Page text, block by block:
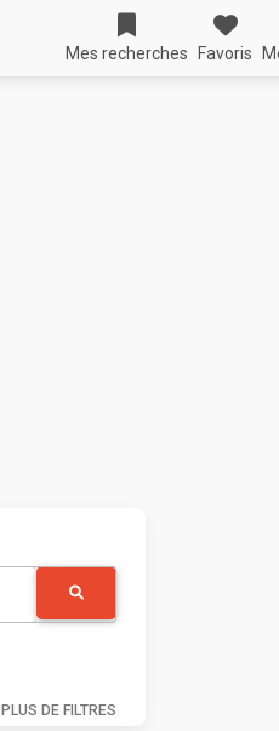
Mes recherches Favoris
PLUS DE FILTRES